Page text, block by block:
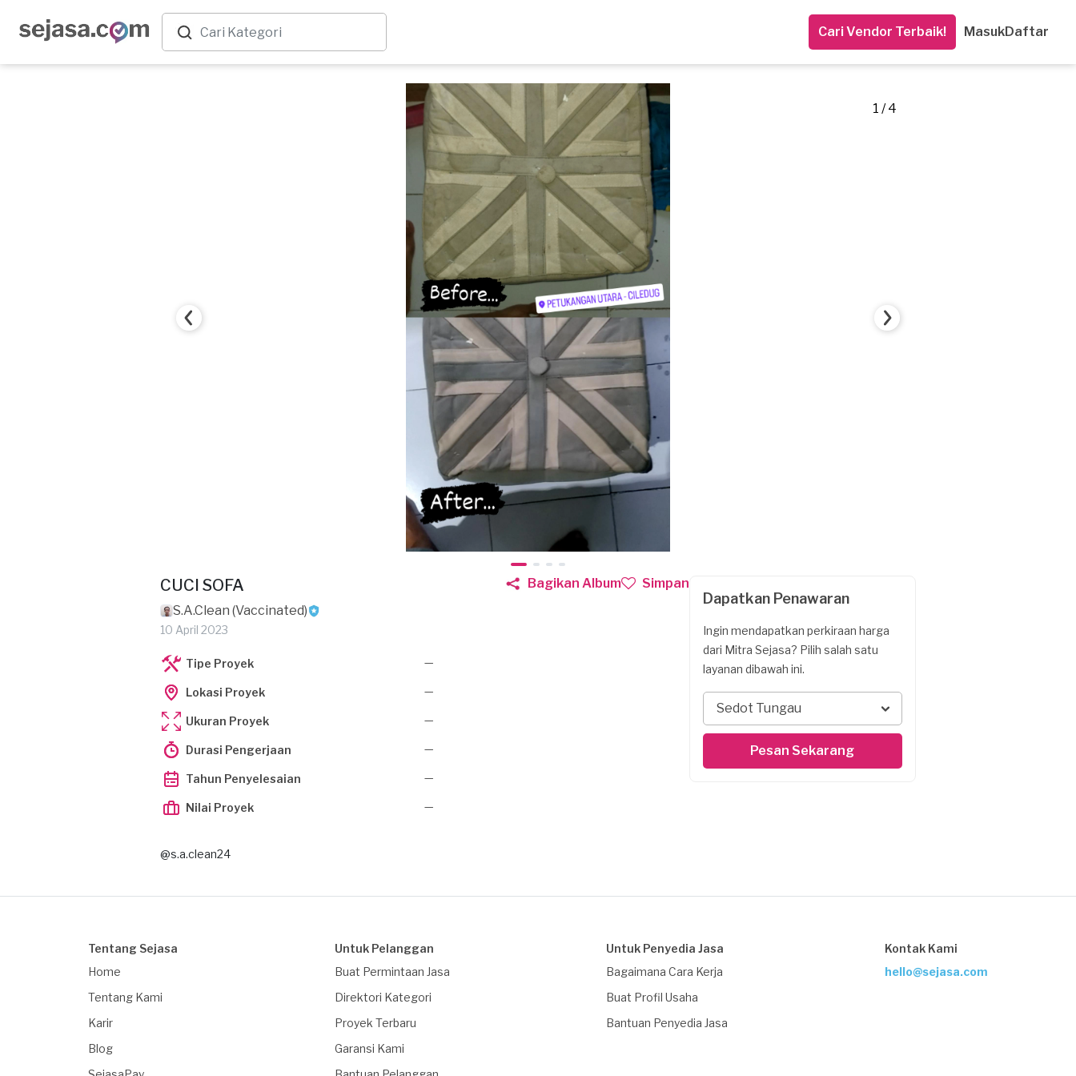
Cari Vendor Terbaik! MasukDaftar
1 / 4
CUCI SOFA
S.A.Clean (Vaccinated)
10 April 2023
Bagikan Album Simpan
Tipe Proyek —
Lokasi Proyek —
Ukuran Proyek —
Durasi Pengerjaan —
Tahun Penyelesaian —
Nilai Proyek —
@s.a.clean24
Dapatkan Penawaran
Ingin mendapatkan perkiraan harga
dari Mitra Sejasa? Pilih salah satu
layanan dibawah ini.
Sedot Tungau
Pesan Sekarang
Tentang Sejasa
Home
Tentang Kami
Karir
Blog
Untuk Pelanggan
Buat Permintaan Jasa
Direktori Kategori
Proyek Terbaru
Garansi Kami
Untuk Penyedia Jasa
Bagaimana Cara Kerja
Buat Profil Usaha
Bantuan Penyedia Jasa
Kontak Kami
hello@sejasa.com